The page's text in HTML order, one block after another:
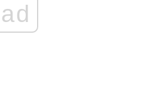
ad